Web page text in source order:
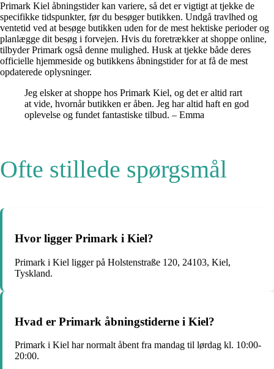
Primark Kiel åbningstider kan variere, så det er vigtigt at tjekke de
specifikke tidspunkter, før du besøger butikken. Undgå travlhed og
ventetid ved at besøge butikken uden for de mest hektiske perioder og
planlægge dit besøg i forvejen. Hvis du foretrækker at shoppe online,
tilbyder Primark også denne mulighed. Husk at tjekke både deres
officielle hjemmeside og butikkens åbningstider for at få de mest
opdaterede oplysninger.
Jeg elsker at shoppe hos Primark Kiel, og det er altid rart
at vide, hvornår butikken er åben. Jeg har altid haft en god
oplevelse og fundet fantastiske tilbud. – Emma
Ofte stillede spørgsmål
Hvor ligger Primark i Kiel?
Primark i Kiel ligger på Holstenstraße 120, 24103, Kiel,
Tyskland.
Hvad er Primark åbningstiderne i Kiel?
Primark i Kiel har normalt åbent fra mandag til lørdag kl. 10:00-
20:00.